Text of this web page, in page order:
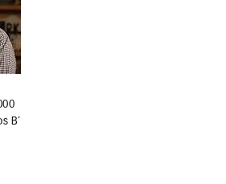
Β΄